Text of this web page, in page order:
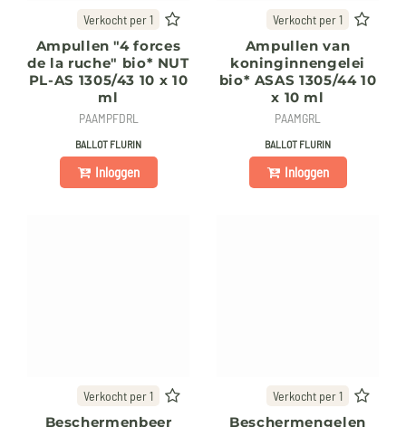
Verkocht per 1
Ampullen "4 forces
de la ruche" bio* NUT
PL-AS 1305/43 10 x 10
ml
PAAMPFDRL
BALLOT FLURIN
Inloggen
Verkocht per 1
Ampullen van
koninginnengelei
bio* ASAS 1305/44 10
x 10 ml
PAAMGRL
BALLOT FLURIN
Inloggen
Verkocht per 1
Beschermenbeer
Verkocht per 1
Beschermengelen